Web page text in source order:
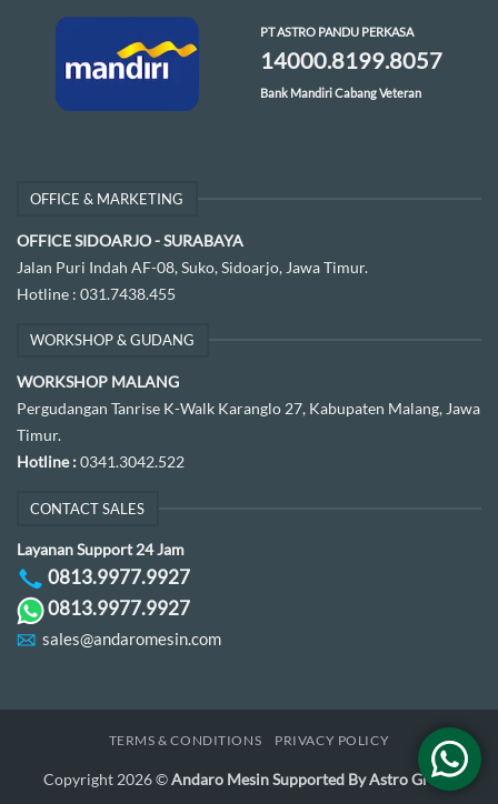
PT ASTRO PANDU PERKASA
14000.8199.8057
Bank Mandiri Cabang Veteran
OFFICE & MARKETING
OFFICE SIDOARJO - SURABAYA
Jalan Puri Indah AF-08, Suko, Sidoarjo, Jawa Timur.
Hotline : 031.7438.455
WORKSHOP & GUDANG
WORKSHOP MALANG
Pergudangan Tanrise K-Walk Karanglo 27, Kabupaten Malang, Jawa
Timur.
Hotline :0341.3042.522
CONTACT SALES
Layanan Support 24 Jam
0813.9977.9927
0813.9977.9927
sales@andaromesin.com
TERMS & CONDITIONS PRIVACY POLICY
Copyright 2026 ©Andaro Mesin Supported By Astro Group